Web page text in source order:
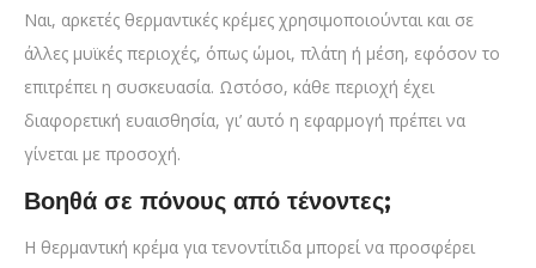
Ναι, αρκετές θερμαντικές κρέμες χρησιμοποιούνται και σε
άλλες μυϊκές περιοχές, όπως ώμοι, πλάτη ή μέση, εφόσον το
επιτρέπει η συσκευασία. Ωστόσο, κάθε περιοχή έχει
διαφορετική ευαισθησία, γι’ αυτό η εφαρμογή πρέπει να
γίνεται με προσοχή.
Βοηθά σε πόνους από τένοντες;
Η θερμαντική κρέμα για τενοντίτιδα μπορεί να προσφέρει